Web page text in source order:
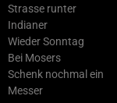
Strasse runter
Indianer
Wieder Sonntag
Bei Mosers
Schenk nochmal ein
Messer